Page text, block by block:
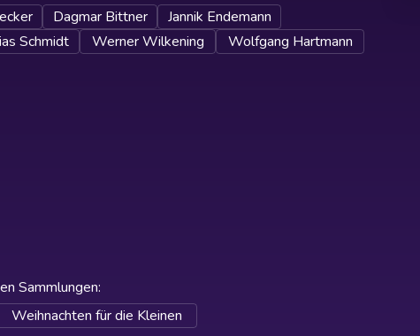
Dagmar Bittner
Jannik Endemann
Schmidt Werner Wilkening
Wolfgang Hartmann
Sammlungen:
Weihnachten für die Kleinen